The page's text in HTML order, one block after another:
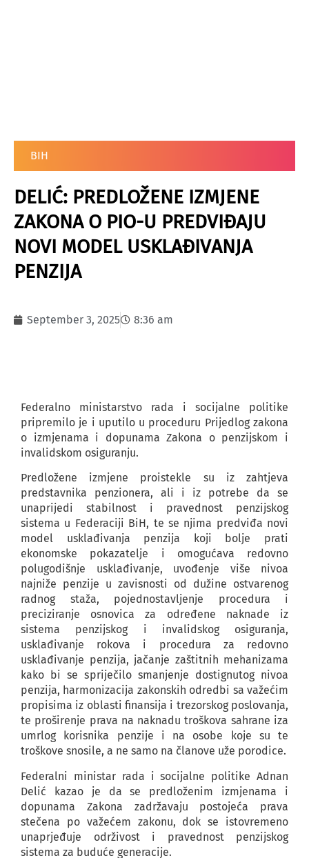
BIH
DELIĆ: PREDLOŽENE IZMJENE
ZAKONA O PIO-U PREDVIĐAJU
NOVI MODEL USKLAĐIVANJA
PENZIJA
September 3, 2025 8:36 am
Federalno ministarstvo rada i socijalne politike
pripremilo je i uputilo u proceduru Prijedlog zakona
o izmjenama i dopunama Zakona o penzijskom i
invalidskom osiguranju.
Predložene izmjene proistekle su iz zahtjeva
predstavnika penzionera, ali i iz potrebe da se
unaprijedi stabilnost i pravednost penzijskog
sistema u Federaciji BiH, te se njima predviđa novi
model usklađivanja penzija koji bolje prati
ekonomske pokazatelje i omogućava redovno
polugodišnje usklađivanje, uvođenje više nivoa
najniže penzije u zavisnosti od dužine ostvarenog
radnog staža, pojednostavljenje procedura i
preciziranje osnovica za određene naknade iz
sistema penzijskog i invalidskog osiguranja,
usklađivanje rokova i procedura za redovno
usklađivanje penzija, jačanje zaštitnih mehanizama
kako bi se spriječilo smanjenje dostignutog nivoa
penzija, harmonizacija zakonskih odredbi sa važećim
propisima iz oblasti finansija i trezorskog poslovanja,
te proširenje prava na naknadu troškova sahrane iza
umrlog korisnika penzije i na osobe koje su te
troškove snosile, a ne samo na članove uže porodice.
Federalni ministar rada i socijalne politike Adnan
Delić kazao je da se predloženim izmjenama i
dopunama Zakona zadržavaju postojeća prava
stečena po važećem zakonu, dok se istovremeno
unaprjeđuje održivost i pravednost penzijskog
sistema za buduće generacije.